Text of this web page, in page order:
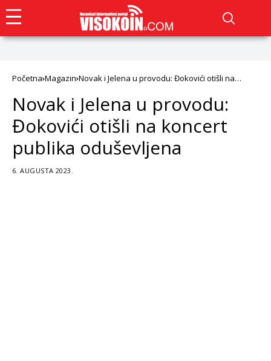
Početna Magazin Novak i Jelena u provodu: Đokovići otišli na
Novak i Jelena u provodu:
Đokovići otišli na koncert
publika oduševljena
6. AUGUSTA 2023.